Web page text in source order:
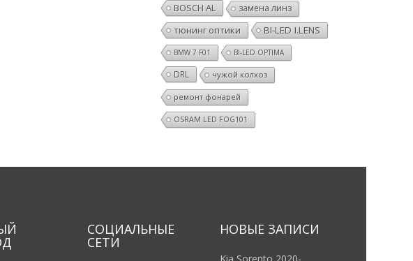
BOSCH AL замена линз
тюнинг оптики BI-LED I.LENS
BMW 7 F01 BI-LED OPTIMA
DRL чужой колхоз
ремонт фонарей
OSRAM LED FOG101
СОЦИАЛЬНЫЕ
СЕТИ
НОВЫЕ ЗАПИСИ